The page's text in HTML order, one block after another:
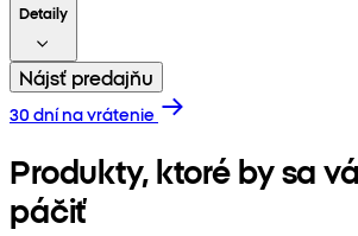
Detaily
Nájsť predajňu
30 dní na vrátenie
Produkty, ktoré by sa
páčiť